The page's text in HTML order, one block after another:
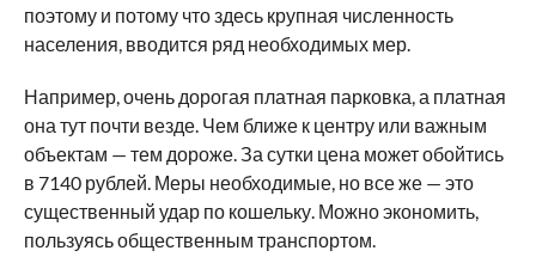
поэтому и потому что здесь крупная численность
населения, вводится ряд необходимых мер.
Например, очень дорогая платная парковка, а платная
она тут почти везде. Чем ближе к центру или важным
объектам — тем дороже. За сутки цена может обойтись
в 7140 рублей. Меры необходимые, но все же — это
существенный удар по кошельку. Можно экономить,
пользуясь общественным транспортом.